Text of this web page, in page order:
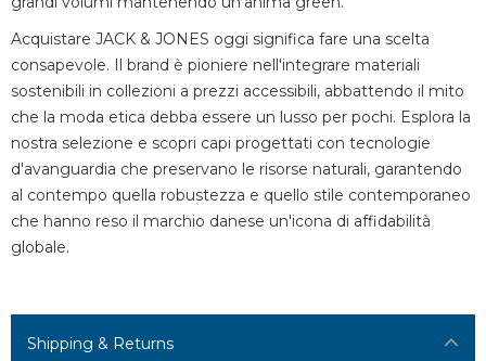
Acquistare JACK & JONES oggi significa fare una scelta
consapevole. Il brand è pioniere nell'integrare materiali
sostenibili in collezioni a prezzi accessibili, abbattendo il mito
che la moda etica debba essere un lusso per pochi. Esplora la
nostra selezione e scopri capi progettati con tecnologie
d'avanguardia che preservano le risorse naturali, garantendo
al contempo quella robustezza e quello stile contemporaneo
che hanno reso il marchio danese un'icona di affidabilità
globale.
Shipping & Returns